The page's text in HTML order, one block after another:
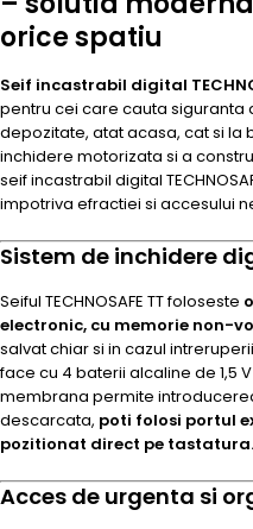
orice spatiu
Seif incastrabil digital
pentru cei care cauta siguranta
depozitate, atat acasa, cat si la
inchidere motorizata si a
seif incastrabil digital
impotriva efractiei si accesului
Sistem de inchidere
Seiful TECHNOSAFE TT foloseste
electronic, cu memorie non-
salvat chiar si in cazul
face cu 4 baterii alcaline de 1,5
membrana permite
descarcata, poti folosi portul
pozitionat direct pe tastatura.
Acces de urgenta si